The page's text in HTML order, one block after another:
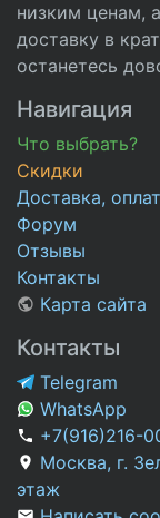
низким ценам,
доставку в
останетесь
Навигация
Что выбрать?
Скидки
Доставка,
Форум
Отзывы
Контакты
Карта сайта
Контакты
Telegram
WhatsApp
+7(916)216-
Москва, г.
этаж